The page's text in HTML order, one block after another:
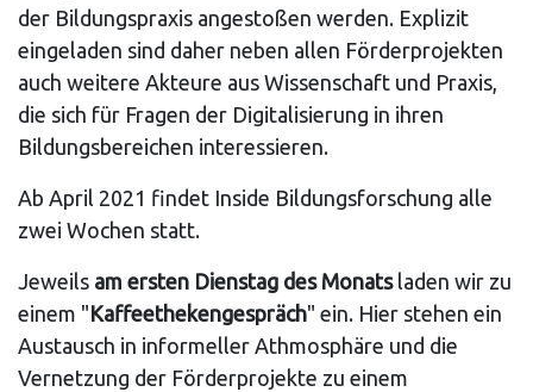
der Bildungspraxis angestoßen werden. Explizit
eingeladen sind daher neben allen Förderprojekten
auch weitere Akteure aus Wissenschaft und Praxis,
die sich für Fragen der Digitalisierung in ihren
Bildungsbereichen interessieren.
Ab April 2021 findet Inside Bildungsforschung alle
zwei Wochen statt.
Jeweils am ersten Dienstag des Monatsladen wir zu
einem "Kaffeethekengespräch" ein. Hier stehen ein
Austausch in informeller Athmosphäre und die
Vernetzung der Förderprojekte zu einem